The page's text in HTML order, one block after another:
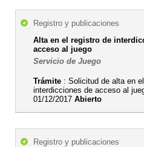
Registro y publicaciones
Alta en el registro de
acceso al juego
Servicio de Juego
Trámite : Solicitud de alta en
interdicciones de acceso al
01/12/2017 Abierto
Registro y publicaciones